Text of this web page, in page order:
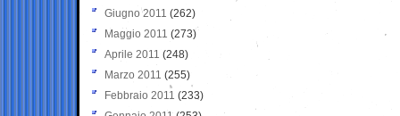
Giugno 2011 (262)
Maggio 2011 (273)
Aprile 2011 (248)
Marzo 2011 (255)
Febbraio 2011 (233)